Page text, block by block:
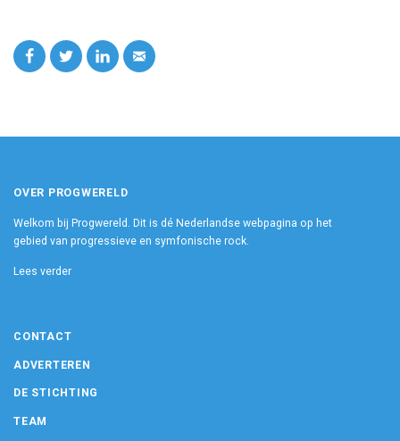
OVER PROGWERELD
Welkom bij Progwereld. Dit is dé Nederlandse webpagina op het
gebied van progressieve en symfonische rock.
Lees verder
CONTACT
ADVERTEREN
DE STICHTING
TEAM